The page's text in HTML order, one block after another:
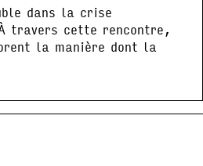
dans la crise
travers cette rencontre,
la manière dont la